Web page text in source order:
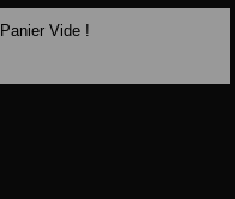
Panier Vide !